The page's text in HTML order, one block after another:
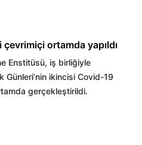
ortamda yapıldı
Enstitüsü, iş birliğiyle
Günleri’nin ikincisi Covid-19
gerçekleştirildi.